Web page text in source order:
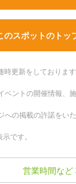
のスポットのトッ
更新をしておりま
ントの開催情報、
の掲載の許諾をい
です。
営業時間など